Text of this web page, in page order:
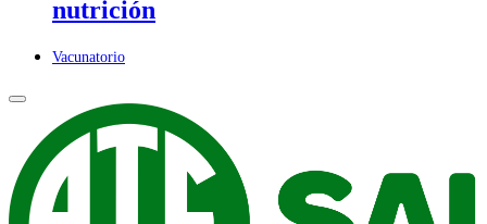
nutrición
Vacunatorio